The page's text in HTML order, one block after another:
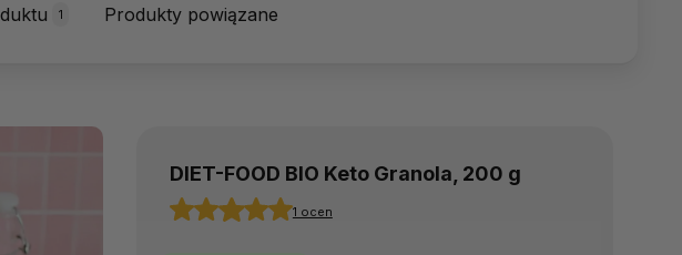
1 Produkty powiązane
DIET-FOOD BIO Keto Granola, 200 g
1 ocen